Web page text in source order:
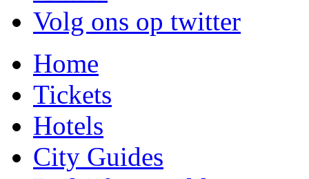
Volg ons op twitter
Home
Tickets
Hotels
City Guides